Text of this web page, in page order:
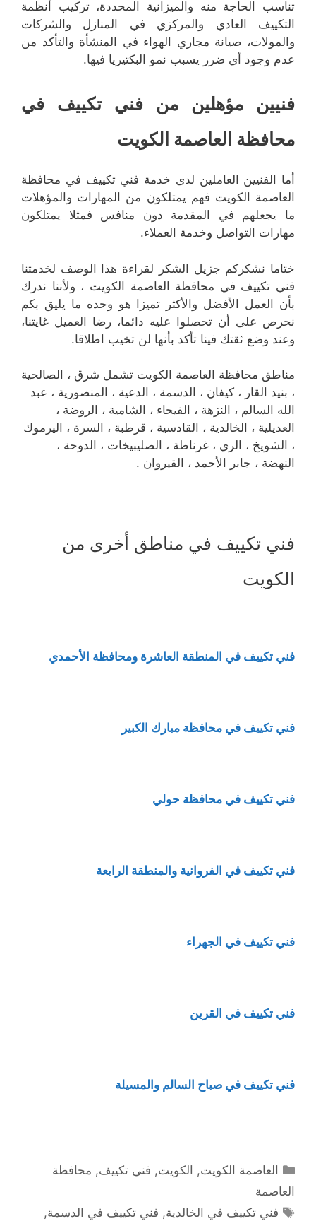
تناسب الحاجة منه والميزانية المحددة، تركيب أنظمة
التكييف العادي والمركزي في المنازل والشركات
والمولات، صيانة مجاري الهواء في المنشأة والتأكد من
عدم وجود أي ضرر يسبب نمو البكتيريا فيها.
فنيين مؤهلين من فني تكييف في
محافظة العاصمة الكويت
أما الفنيين العاملين لدى خدمة فني تكييف في محافظة
العاصمة الكويت فهم يمتلكون من المهارات والمؤهلات
ما يجعلهم في المقدمة دون منافس فمثلا يمتلكون
مهارات التواصل وخدمة العملاء.
ختاما نشكركم جزيل الشكر لقراءة هذا الوصف لخدمتنا
فني تكييف في محافظة العاصمة الكويت ، ولأننا ندرك
بأن العمل الأفضل والأكثر تميزا هو وحده ما يليق بكم
نحرص على أن تحصلوا عليه دائما، رضا العميل غايتنا،
وعند وضع ثقتك فينا تأكد بأنها لن تخيب اطلاقا.
مناطق محافظة العاصمة الكويت تشمل شرق ، الصالحية
، بنيد القار ، كيفان ، الدسمة ، الدعية ، المنصورية ، عبد
الله السالم ، النزهة ، الفيحاء ، الشامية ، الروضة ،
العديلية ، الخالدية ، القادسية ، قرطبة ، السرة ، اليرموك
، الشويخ ، الري ، غرناطة ، الصليبيخات ، الدوحة ،
النهضة ، جابر الأحمد ، القيروان .
فني تكييف في مناطق أخرى من
الكويت
فني تكييف في المنطقة العاشرة ومحافظة الأحمدي
فني تكييف في محافظة مبارك الكبير
فني تكييف في محافظة حولي
فني تكييف في الفروانية والمنطقة الرابعة
فني تكييف في الجهراء
فني تكييف في القرين
فني تكييف في صباح السالم والمسيلة
التصنيفات
العاصمة الكويت, الكويت, فني تكييف, محافظة
العاصمة
الوسوم
فني تكييف في الخالدية, فني تكييف في الدسمة,